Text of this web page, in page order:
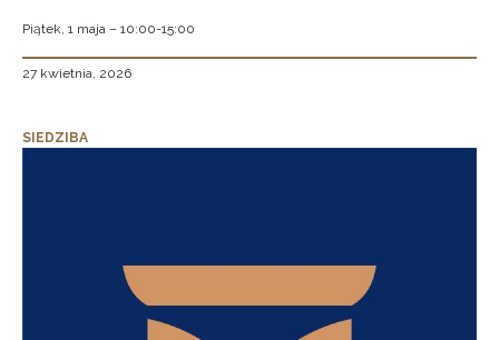
Piątek, 1 maja – 10:00-15:00
27 kwietnia, 2026
SIEDZIBA